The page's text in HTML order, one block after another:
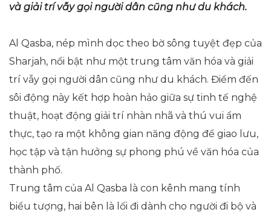
và giải trí vẫy gọi người dân cũng như du khách.
Al Qasba, nép mình dọc theo bờ sông tuyệt đẹp của
Sharjah, nổi bật như một trung tâm văn hóa và giải
trí vẫy gọi người dân cũng như du khách. Điểm đến
sôi động này kết hợp hoàn hảo giữa sự tinh tế nghệ
thuật, hoạt động giải trí nhàn nhã và thú vui ẩm
thực, tạo ra một không gian năng động để giao lưu,
học tập và tận hưởng sự phong phú về văn hóa của
thành phố.
Trung tâm của Al Qasba là con kênh mang tính
biểu tượng, hai bên là lối đi dành cho người đi bộ và